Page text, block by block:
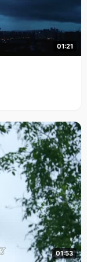
01:21
01:53